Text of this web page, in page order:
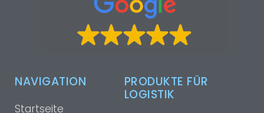
NAVIGATION
Startseite
PRODUKTE FÜR
LOGISTIK